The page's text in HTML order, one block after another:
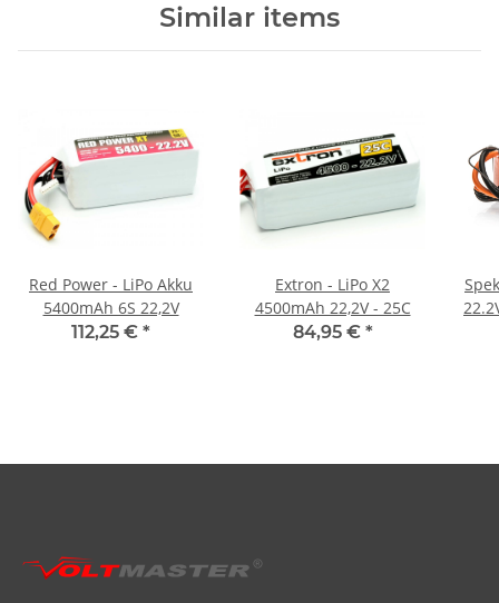
Similar items
Red Power - LiPo Akku
5400mAh 6S 22,2V
112,25 € *
Extron - LiPo X2
4500mAh 22,2V - 25C
84,95 € *